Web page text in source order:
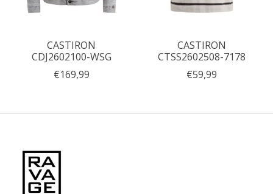
CASTIRON
CDJ2602100-WSG
€169,99
CASTIRON
CTSS2602508-7178
€59,99